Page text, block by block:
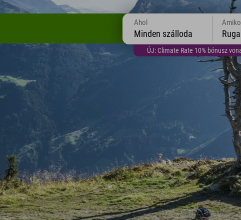
ÚJ: Climate Rate 10% bónusz
Ahol
Minden szálloda